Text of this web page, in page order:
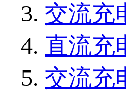
交流充
直流充
交流充